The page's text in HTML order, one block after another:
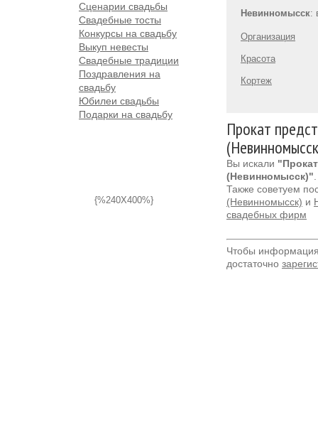
Сценарии свадьбы
Свадебные тосты
Конкурсы на свадьбу
Выкуп невесты
Свадебные традиции
Поздравления на
свадьбу
Юбилеи свадьбы
Подарки на свадьбу
{%240X400%}
Невинномысск:
Организация
Красота
Кортеж
Прокат
Вы искали
(Невинномысск)"
Также советуем
(Невинномысск) и
свадебных фирм
Чтобы
достаточно